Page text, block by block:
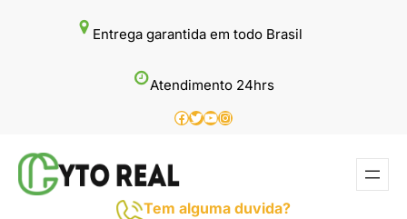
Entrega garantida em todo Brasil
Atendimento 24hrs
Facebook
Twitter
Youtube
Instagram
Tem alguma duvida?